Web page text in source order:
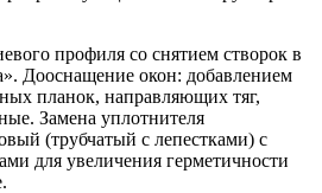
профиля со снятием створок в
Дооснащение окон: добавлением
планок, направляющих тяг,
Замена уплотнителя
(трубчатый с лепестками) с
для увеличения герметичности